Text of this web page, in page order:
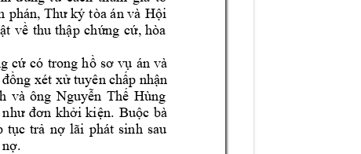
phán, Thư ký tòa án và Hội
về thu thập chứng cứ, hòa
g cứ có trong hồ sơ vụ án và
ng xét xử tuyên chấp nhận
và ông Nguyễn Thế Hùng
như đơn khởi kiện. Buộc bà
tục trả nợ lãi phát sinh sau